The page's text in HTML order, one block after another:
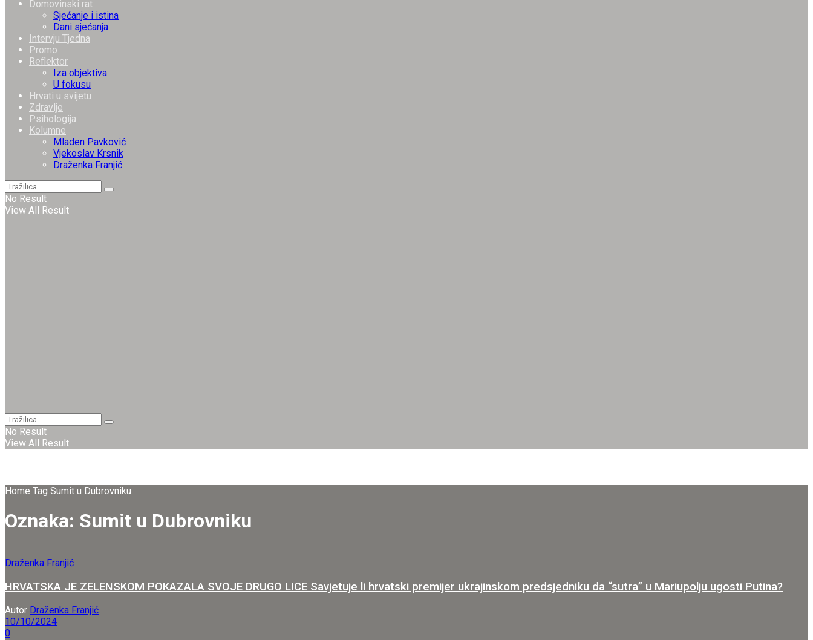
Domovinski rat
Sjećanje i istina
Dani sjećanja
Intervju Tjedna
Promo
Reflektor
Iza objektiva
U fokusu
Hrvati u svijetu
Zdravlje
Psihologija
Kolumne
Mladen Pavković
Vjekoslav Krsnik
Draženka Franjić
No Result
View All Result
No Result
View All Result
Home Tag Sumit u Dubrovniku
Oznaka: Sumit u Dubrovniku
Draženka Franjić
HRVATSKA JE ZELENSKOM POKAZALA SVOJE DRUGO LICE Savjetuje li hrvatski premijer ukrajinskom predsjedniku da “sutra” u Mariupolju ugosti Putina?
Autor Draženka Franjić
10/10/2024
0